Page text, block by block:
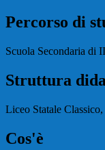
Percorso di
Scuola Secondaria di
Struttura
Liceo Statale
Cos'è